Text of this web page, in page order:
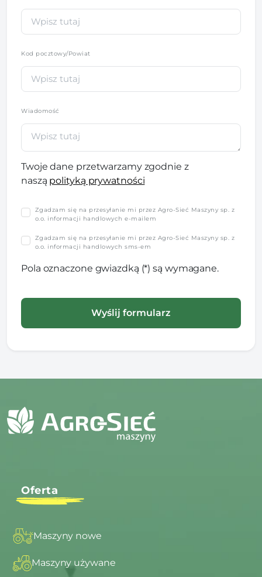
Kod pocztowy/Powiat
Wiadomość
Twoje dane przetwarzamy zgodnie z
naszą polityką prywatności
Zgadzam się na przesyłanie mi przez Agro-Sieć Maszyny sp. z
o.o. informacji handlowych e-mailem
Zgadzam się na przesyłanie mi przez Agro-Sieć Maszyny sp. z
o.o. informacji handlowych sms-em
Pola oznaczone gwiazdką (*) są wymagane.
Oferta
Maszyny nowe
Maszyny używane